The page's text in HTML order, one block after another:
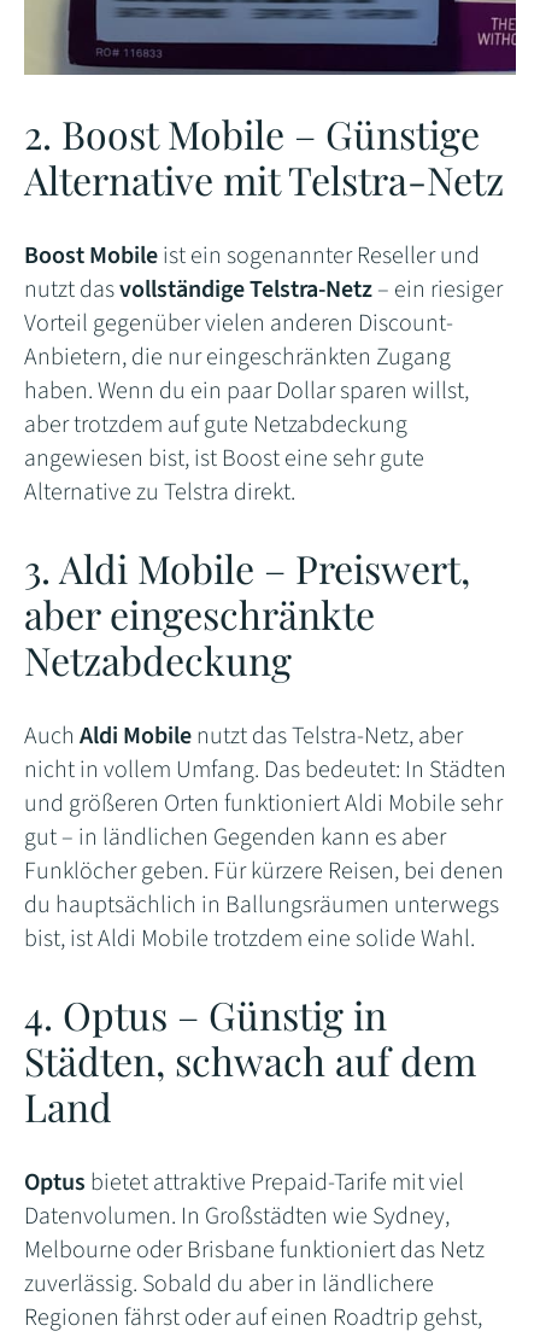
2. Boost Mobile – Günstige
Alternative mit Telstra-Netz
Boost Mobileist ein sogenannter Reseller und
nutzt dasvollständige Telstra-Netz– ein riesiger
Vorteil gegenüber vielen anderen Discount-
Anbietern, die nur eingeschränkten Zugang
haben. Wenn du ein paar Dollar sparen willst,
aber trotzdem auf gute Netzabdeckung
angewiesen bist, ist Boost eine sehr gute
Alternative zu Telstra direkt.
3. Aldi Mobile – Preiswert,
aber eingeschränkte
Netzabdeckung
Auch Aldi Mobilenutzt das Telstra-Netz, aber
nicht in vollem Umfang. Das bedeutet: In Städten
und größeren Orten funktioniert Aldi Mobile sehr
gut – in ländlichen Gegenden kann es aber
Funklöcher geben. Für kürzere Reisen, bei denen
du hauptsächlich in Ballungsräumen unterwegs
bist, ist Aldi Mobile trotzdem eine solide Wahl.
4. Optus – Günstig in
Städten, schwach auf dem
Land
Optus bietet attraktive Prepaid-Tarife mit viel
Datenvolumen. In Großstädten wie Sydney,
Melbourne oder Brisbane funktioniert das Netz
zuverlässig. Sobald du aber in ländlichere
Regionen fährst oder auf einen Roadtrip gehst,